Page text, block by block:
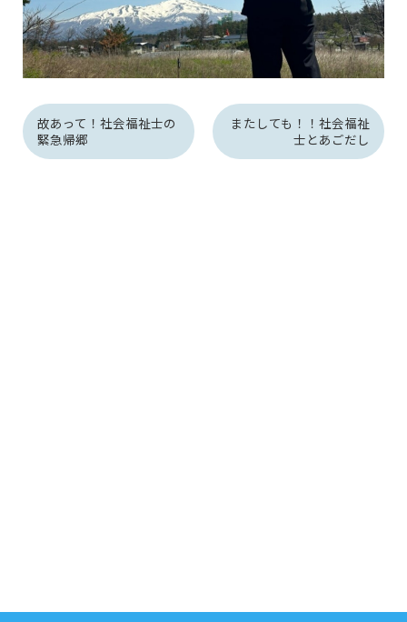
故あって！社会福祉士の
緊急帰郷
またしても！！社会福祉
士とあごだし